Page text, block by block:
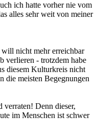
ich hatte vorher nie vom
alles sehr weit von meiner
nicht mehr erreichbar
verlieren - trotzdem habe
diesem Kulturkreis nicht
die meisten Begegnungen
Denn dieser,
im Menschen ist schwer